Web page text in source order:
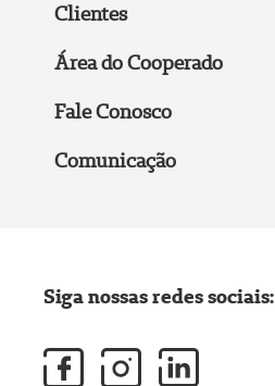
Clientes
Área do Cooperado
Fale Conosco
Comunicação
Siga nossas redes sociais: